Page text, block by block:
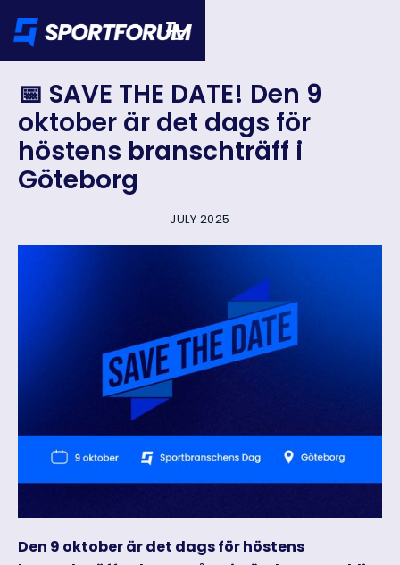
📅 SAVE THE DATE! Den 9
oktober är det dags för
höstens branschträff i
Göteborg
JULY 2025
Den 9 oktober är det dags för höstens